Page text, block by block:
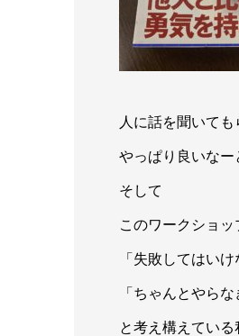
人に話を聞いても
やっぱり良いなー
そして
このワークショ
「失敗してはいけ
「ちゃんとやらな
と考え構えている